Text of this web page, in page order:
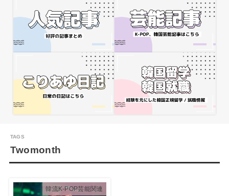
Twomonth
韓流K-POP芸能関連